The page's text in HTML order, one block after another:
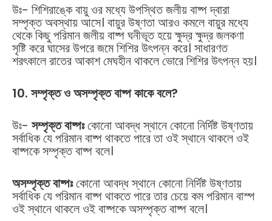
উঃ- শিশিরাঙ্কে বায়ু ওর মধ্যে উপস্থিত জলীয় বাষ্প দ্বারা
সম্পৃক্ত অবস্থায় আসে। বায়ুর উষ্ণতা আরও কমলে বায়ুর মধ্যে
থেকে কিছু পরিমান জলীয় বাষ্প ঘনীভূত হয়ে ক্ষুদ্র ক্ষুদ্র জলকণা
সৃষ্টি করে ঘাসের উপরে জমে শিশির উৎপন্ন করে। সাধারণত
শরৎকালে রাতের আকাশ মেঘহীন থাকলে ভোরে শিশির উৎপন্ন হয়।
10. সম্পৃক্ত ও অসম্পৃক্ত বাষ্প কাকে বলে?
উঃ- সম্পৃক্ত বাষ্পঃকোনো আবদ্ধ স্থানে কোনো নির্দিষ্ট উষ্ণতায়
সর্বাধিক যে পরিমান বাষ্প থাকতে পারে তা ওই স্থানে থাকলে ওই
বাষ্পকে সম্পৃক্ত বাষ্প বলে।
অসম্পৃক্ত বাষ্পঃকোনো আবদ্ধ স্থানে কোনো নির্দিষ্ট উষ্ণতায়
সর্বাধিক যে পরিমান বাষ্প থাকতে পারে তার চেয়ে কম পরিমান বাস্প
ওই স্থানে থাকলে ওই বাষ্পকে অসম্পৃক্ত বাষ্প বলে।